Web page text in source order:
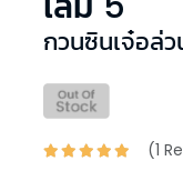
กวนซินเจ๋อล่ว
(1